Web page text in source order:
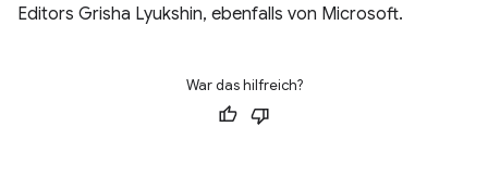
Editors Grisha Lyukshin, ebenfalls von Microsoft.
War das hilfreich?